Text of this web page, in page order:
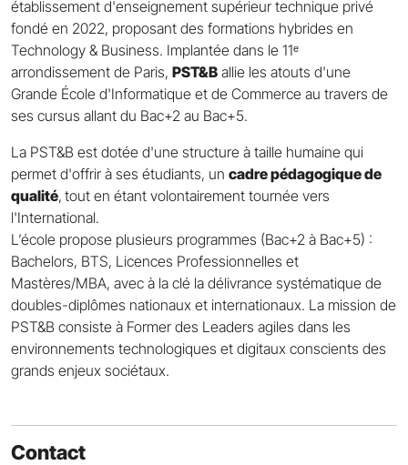
établissement d'enseignement supérieur technique privé
fondé en 2022, proposant des formations hybrides en
Technology & Business. Implantée dans le 11ᵉ
arrondissement de Paris, PST&B allie les atouts d'une
Grande École d'Informatique et de Commerce au travers de
ses cursus allant du Bac+2 au Bac+5.
La PST&B est dotée d'une structure à taille humaine qui
permet d'offrir à ses étudiants, un cadre pédagogique de
qualité, tout en étant volontairement tournée vers
l'International.
L’école propose plusieurs programmes (Bac+2 à Bac+5) :
Bachelors, BTS, Licences Professionnelles et
Mastères/MBA, avec à la clé la délivrance systématique de
doubles-diplômes nationaux et internationaux. La mission de
PST&B consiste à Former des Leaders agiles dans les
environnements technologiques et digitaux conscients des
grands enjeux sociétaux.
Contact